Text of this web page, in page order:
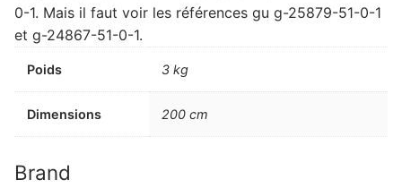
0-1. Mais il faut voir les références gu g-25879-51-0-1
et g-24867-51-0-1.
Poids 3 kg
Dimensions 200 cm
Brand